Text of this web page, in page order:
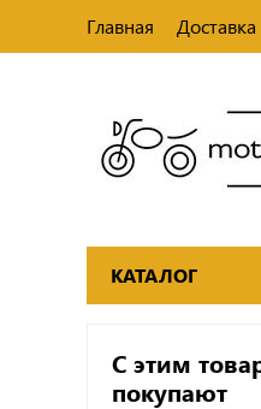
Главная Доставка
КАТАЛОГ
С этим
покупают